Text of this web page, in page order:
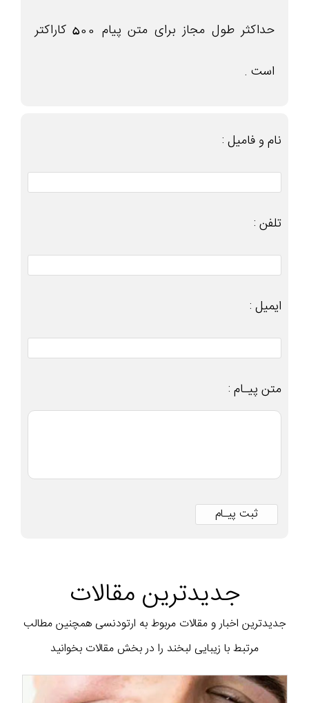
حداکثر طول مجاز برای متن پیام 500 کاراکتر
است .
نام و فامیل :
تلفن :
ایمیل :
متن پیـام :
جدیدترین مقالات
جدیدترین اخبار و مقالات مربوط به ارتودنسی همچنین مطالب
مرتبط با زیبایی لبخند را در بخش مقالات بخوانید